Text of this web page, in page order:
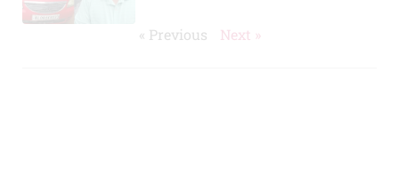
« Previous Next »